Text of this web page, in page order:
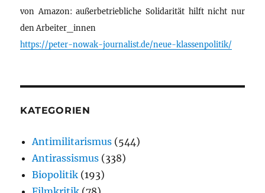
von Amazon: außerbetriebliche Solidarität hilft nicht nur
den Arbeiter_innen
https://peter-nowak-journalist.de/neue-klassenpolitik/
KATEGORIEN
Antimilitarismus (544)
Antirassismus (338)
Biopolitik (193)